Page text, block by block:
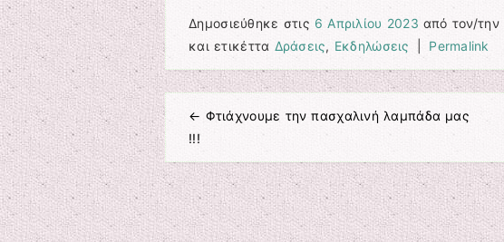
Δημοσιεύθηκε στις 6 Απριλίου 2023 από τον/την
και ετικέττα Δράσεις, Εκδηλώσεις Permalink
Πλοήγηση άρθρων
← Φτιάχνουμε την πασχαλινή λαμπάδα μας
!!!